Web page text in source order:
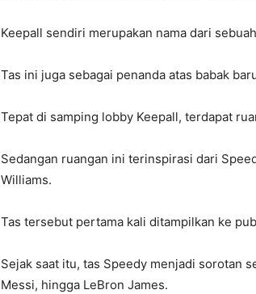
Keepall sendiri merupakan nama dari
Tas ini juga sebagai penanda atas babak
Tepat di samping lobby Keepall, terdapat
Sedangan ruangan ini terinspirasi dari
Williams.
Tas tersebut pertama kali ditampilkan ke
Sejak saat itu, tas Speedy menjadi sorotan
Messi, hingga LeBron James.